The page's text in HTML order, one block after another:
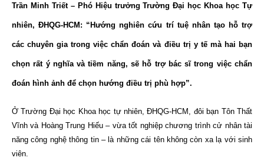
Trần Minh Triết – Phó Hiệu trưởng Trường Đại học Khoa học Tự
nhiên, ĐHQG-HCM: “Hướng nghiên cứu trí tuệ nhân tạo hỗ trợ
các chuyên gia trong việc chẩn đoán và điều trị y tế mà hai bạn
chọn rất ý nghĩa và tiềm năng, sẽ hỗ trợ bác sĩ trong việc chẩn
đoán hình ảnh để chọn hướng điều trị phù hợp”.
Ở Trường Đại học Khoa học tự nhiên, ĐHQG-HCM, đôi bạn Tôn Thất
Vĩnh và Hoàng Trung Hiếu – vừa tốt nghiệp chương trình cử nhân tài
năng công nghệ thông tin – là những cái tên không còn xa lạ với sinh
viên.